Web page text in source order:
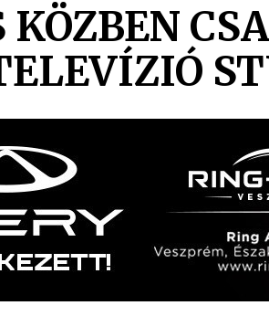
KÖZBEN